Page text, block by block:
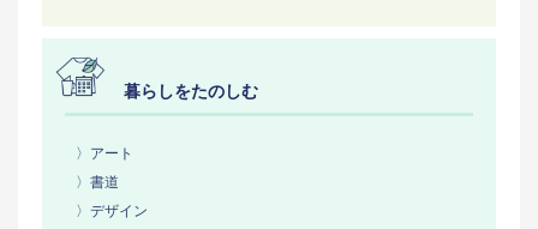
暮らしをたのしむ
〉アート
〉書道
〉デザイン